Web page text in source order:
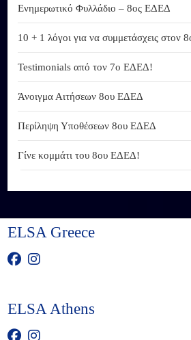
Ενημερωτικό Φυλλάδιο – 8ος ΕΔΕΔ
10 + 1 λόγοι για να συμμετάσχεις στον
Testimonials από τον 7ο ΕΔΕΔ!
Άνοιγμα Αιτήσεων 8ου ΕΔΕΔ
Περίληψη Υποθέσεων 8ου ΕΔΕΔ
Γίνε κομμάτι του 8ου ΕΔΕΔ!
ELSA Greece
ELSA Athens